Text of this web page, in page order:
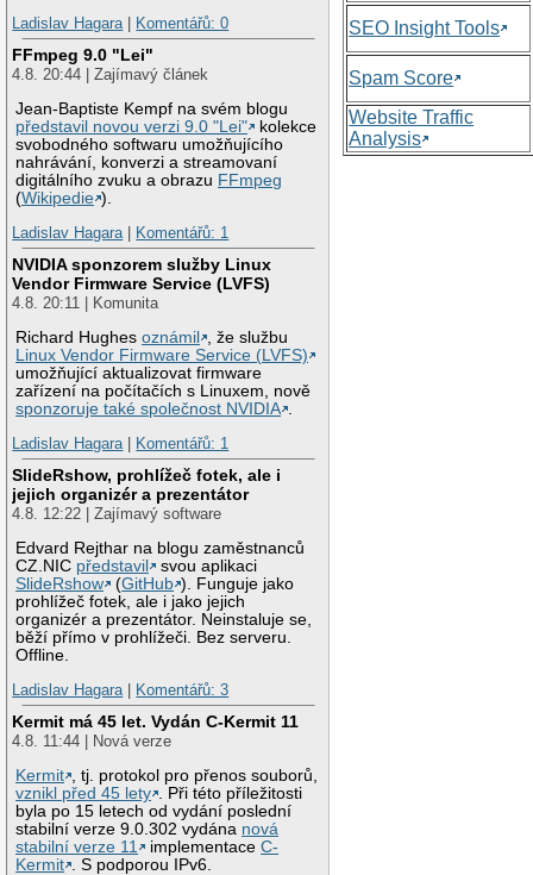
Ladislav Hagara| Komentářů: 0
FFmpeg 9.0 "Lei"
4.8. 20:44 | Zajímavý článek
Jean-Baptiste Kempf na svém blogu
představil novou verzi 9.0 "Lei"
kolekce
svobodného softwaru umožňujícího
nahrávání, konverzi a streamovaní
digitálního zvuku a obrazu FFmpeg
(Wikipedie ).
Ladislav Hagara| Komentářů: 1
NVIDIA sponzorem služby Linux
Vendor Firmware Service (LVFS)
4.8. 20:11 | Komunita
Richard Hughesoznámil
, že službu
Linux Vendor Firmware Service (LVFS)
umožňující aktualizovat firmware
zařízení na počítačích s Linuxem, nově
sponzoruje také společnost NVIDIA
Ladislav Hagara| Komentářů: 1
SlideRshow, prohlížeč fotek, ale i
jejich organizér a prezentátor
4.8. 12:22 | Zajímavý software
Edvard Rejthar na blogu zaměstnanců
CZ.NIC představil
svou aplikaci
SlideRshow
(GitHub ). Funguje jako
prohlížeč fotek, ale i jako jejich
organizér a prezentátor. Neinstaluje se,
běží přímo v prohlížeči. Bez serveru.
Offline.
Ladislav Hagara| Komentářů: 3
Kermit má 45 let. Vydán C-Kermit 11
4.8. 11:44 | Nová verze
Kermit
, tj. protokol pro přenos souborů,
vznikl před 45 lety
. Při této příležitosti
byla po 15 letech od vydání poslední
stabilní verze 9.0.302 vydána nová
stabilní verze 11
implementaceC-
Kermit
. S podporou IPv6.
SEO Insight Tools
Spam Score
Website Traffic
Analysis